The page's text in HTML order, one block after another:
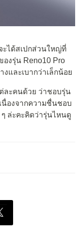
ะได้สเปกส่วนใหญ่ที่
องรุ่น Reno10 Pro
และเบากว่าเล็กน้อย
ละคนด้วย ว่าชอบรุ่น
นื่องจากความชื่นชอบ
ล่ะคะคิดว่ารุ่นไหนดู